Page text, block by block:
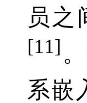
员之
[11]
系嵌